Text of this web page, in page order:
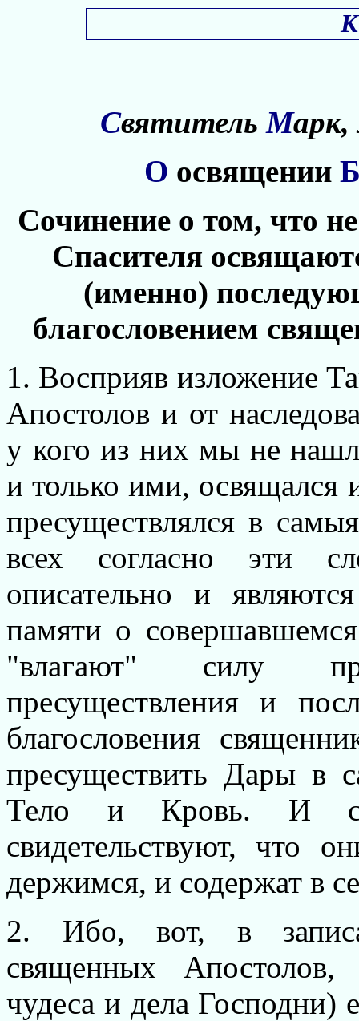
СвятительМ
О освящении
Сочинение о том, что
Спасителя
(именно)
благословением
1. Восприяв изложение
Апостолов и от
у кого из них мы не
и только ими, освящался
пресуществлялся в
всех согласно эти
описательно и
памяти о
"влагают" силу
пресуществления и
благословения
пресуществить Дары в
Тело и Кровь. И
свидетельствуют, что
держимся, и содержат в
2. Ибо, вот, в
священных Апостолов,
чудеса и дела Господни)